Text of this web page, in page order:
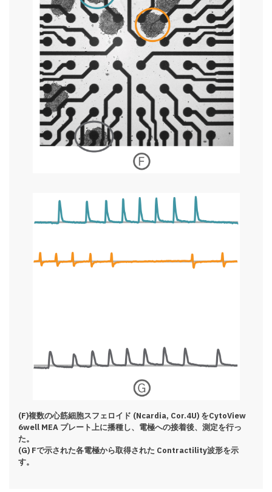
(F)複数の心筋細胞スフェロイド (Ncardia, Cor.4U) をCytoView
6well MEA プレート上に播種し、電極への接着後、測定を行っ
た。
(G) Fで示された各電極から取得された Contractility波形を示
す。